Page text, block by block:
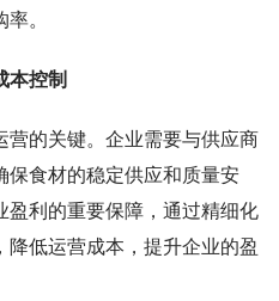
。
本控制
营的关键。企业需要与供应商
保食材的稳定供应和质量安
盈利的重要保障，通过精细化
低运营成本，提升企业的盈